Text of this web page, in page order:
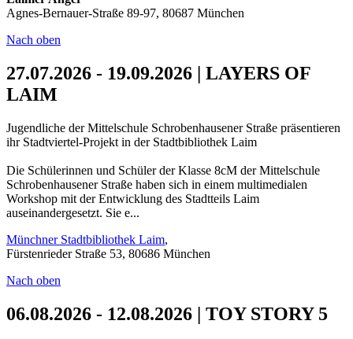
Agnes-Bernauer-Straße 89-97, 80687 München
Nach oben
27.07.2026 - 19.09.2026 | LAYERS OF
LAIM
Jugendliche der Mittelschule Schrobenhausener Straße präsentieren
ihr Stadtviertel-Projekt in der Stadtbibliothek Laim
Die Schülerinnen und Schüler der Klasse 8cM der Mittelschule
Schrobenhausener Straße haben sich in einem multimedialen
Workshop mit der Entwicklung des Stadtteils Laim
auseinandergesetzt. Sie e...
Münchner Stadtbibliothek Laim,
Fürstenrieder Straße 53, 80686 München
Nach oben
06.08.2026 - 12.08.2026 | TOY STORY 5